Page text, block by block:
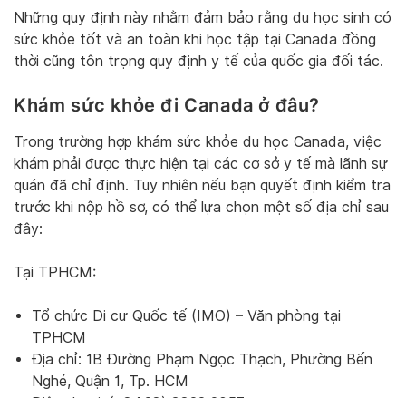
Những quy định này nhằm đảm bảo rằng du học sinh có
sức khỏe tốt và an toàn khi học tập tại Canada đồng
thời cũng tôn trọng quy định y tế của quốc gia đối tác.
Khám sức khỏe đi Canada ở đâu?
Trong trường hợp khám sức khỏe du học Canada, việc
khám phải được thực hiện tại các cơ sở y tế mà lãnh sự
quán đã chỉ định. Tuy nhiên nếu bạn quyết định kiểm tra
trước khi nộp hồ sơ, có thể lựa chọn một số địa chỉ sau
đây:
Tại TPHCM:
Tổ chức Di cư Quốc tế (IMO) – Văn phòng tại
TPHCM
Địa chỉ: 1B Đường Phạm Ngọc Thạch, Phường Bến
Nghé, Quận 1, Tp. HCM